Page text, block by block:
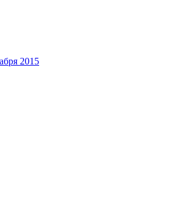
2015